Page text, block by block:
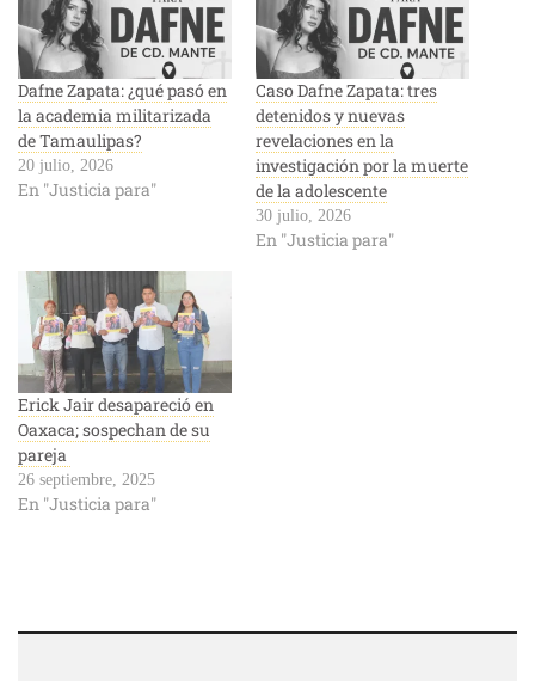
Dafne Zapata: ¿qué pasó en
la academia militarizada
de Tamaulipas?
20 julio, 2026
En "Justicia para"
Caso Dafne Zapata: tres
detenidos y nuevas
revelaciones en la
investigación por la muerte
de la adolescente
30 julio, 2026
En "Justicia para"
Erick Jair desapareció en
Oaxaca; sospechan de su
pareja
26 septiembre, 2025
En "Justicia para"